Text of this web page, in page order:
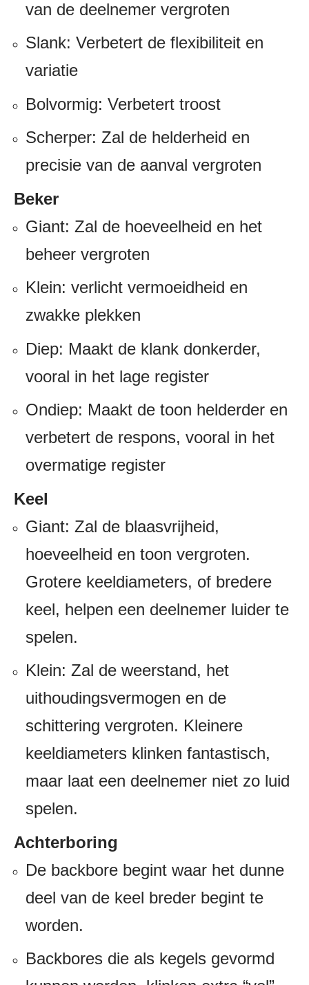
van de deelnemer vergroten
Slank: Verbetert de flexibiliteit en
variatie
Bolvormig: Verbetert troost
Scherper: Zal ​​de helderheid en
precisie van de aanval vergroten
Beker
Giant: Zal ​​de hoeveelheid en het
beheer vergroten
Klein: verlicht vermoeidheid en
zwakke plekken
Diep: Maakt de klank donkerder,
vooral in het lage register
Ondiep: Maakt de toon helderder en
verbetert de respons, vooral in het
overmatige register
Keel
Giant: Zal ​​de blaasvrijheid,
hoeveelheid en toon vergroten.
Grotere keeldiameters, of bredere
keel, helpen een deelnemer luider te
spelen.
Klein: Zal ​​de weerstand, het
uithoudingsvermogen en de
schittering vergroten. Kleinere
keeldiameters klinken fantastisch,
maar laat een deelnemer niet zo luid
spelen.
Achterboring
De backbore begint waar het dunne
deel van de keel breder begint te
worden.
Backbores die als kegels gevormd